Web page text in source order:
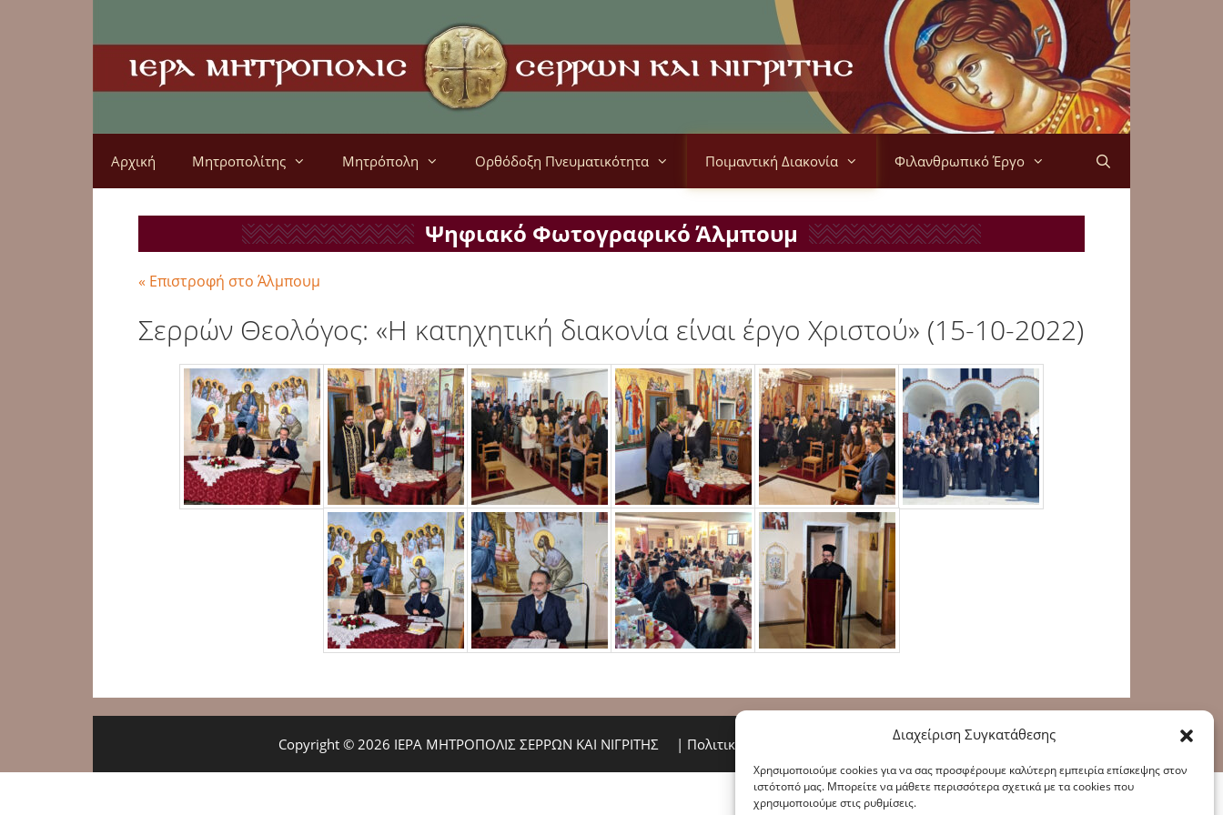
Διαχείριση Συγκατάθεσης
Χρησιμοποιούμε cookies για να σας προσφέρουμε καλύτερη εμπειρία επίσκεψης στον
ιστότοπό μας. Μπορείτε να μάθετε περισσότερα σχετικά με τα cookies που
χρησιμοποιούμε στις ρυθμίσεις.
Αρχική Μητροπολίτης Μητρόπολη Ορθόδοξη Πνευματικότητα Ποιμαντική Διακονία Φιλανθρωπικό Έργο
Ψηφιακό Φωτογραφικό Άλμπουμ
« Επιστροφή στο Άλμπουμ
Σερρών Θεολόγος: «Η κατηχητική διακονία είναι έργο Χριστού» (15-10-2022)
Copyright © 2026 ΙΕΡΑ ΜΗΤΡΟΠΟΛΙΣ ΣΕΡΡΩΝ ΚΑΙ ΝΙΓΡΙΤΗΣ | Πολιτική Απορρήτου Πολιτική Cookies